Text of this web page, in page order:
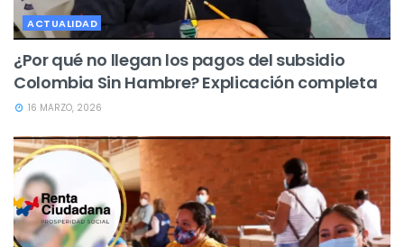
ACTUALIDAD
¿Por qué no llegan los pagos del subsidio
Colombia Sin Hambre? Explicación completa
16 MARZO, 2026